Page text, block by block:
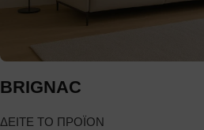
BRIGNAC
ΔΕΙΤΕ ΤΟ ΠΡΟΪΟΝ